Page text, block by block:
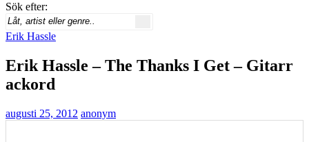
Sök efter:
Erik Hassle
Erik Hassle – The Thanks I Get – Gitarr
ackord
augusti 25, 2012 anonym